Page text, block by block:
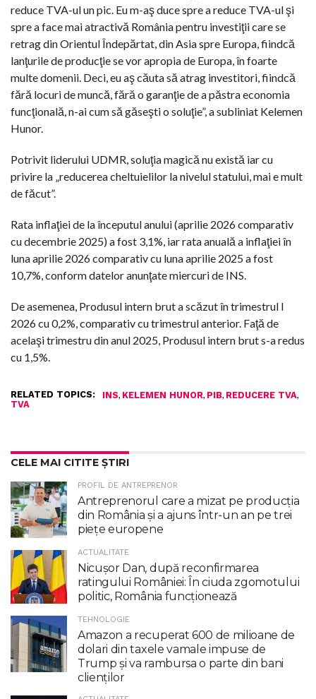
reduce TVA-ul un pic. Eu m-aş duce spre a reduce TVA-ul şi
spre a face mai atractivă România pentru investiţii care se
retrag din Orientul Îndepărtat, din Asia spre Europa, fiindcă
lanţurile de producţie se vor apropia de Europa, în foarte
multe domenii. Deci, eu aş căuta să atrag investitori, fiindcă
fără locuri de muncă, fără o garanţie de a păstra economia
funcţională, n-ai cum să găseşti o soluţie”, a subliniat Kelemen
Hunor.
Potrivit liderului UDMR, soluţia magică nu există iar cu
privire la „reducerea cheltuielilor la nivelul statului, mai e mult
de făcut”.
Rata inflaţiei de la începutul anului (aprilie 2026 comparativ
cu decembrie 2025) a fost 3,1%, iar rata anuală a inflaţiei în
luna aprilie 2026 comparativ cu luna aprilie 2025 a fost
10,7%, conform datelor anunţate miercuri de INS.
De asemenea, Produsul intern brut a scăzut în trimestrul I
2026 cu 0,2%, comparativ cu trimestrul anterior. Faţă de
acelaşi trimestru din anul 2025, Produsul intern brut s-a redus
cu 1,5%.
RELATED TOPICS: INS, KELEMEN HUNOR, PIB, REDUCERE TVA,
TVA
CELE MAI CITITE ȘTIRI
PROFIL DE ANTREPRENOR
Antreprenorul care a mizat pe producția
din România și a ajuns într-un an pe trei
piețe europene
ACTUALITATE
Nicuşor Dan, după reconfirmarea
ratingului României: În ciuda zgomotului
politic, România funcţionează
TEHNOLOGIE
Amazon a recuperat 600 de milioane de
dolari din taxele vamale impuse de
Trump şi va rambursa o parte din bani
clienţilor